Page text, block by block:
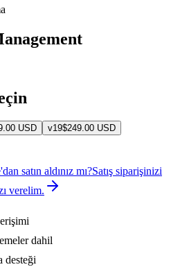
USD v19$249.00 USD
satın aldınız mı?Satış siparişinizi
verelim.
dahil
desteği